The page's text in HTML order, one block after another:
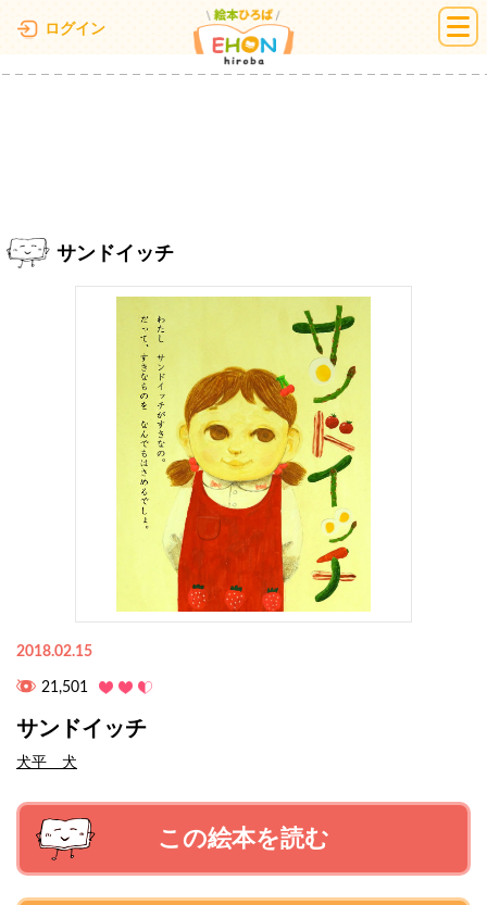
ログイン 絵本ひろば
サンドイッチ
2018.02.15
21,501
サンドイッチ
犬平 犬
この絵本を読む